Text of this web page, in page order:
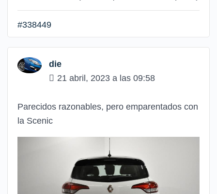
#338449
die
21 abril, 2023 a las 09:58
Parecidos razonables, pero emparentados con
la Scenic